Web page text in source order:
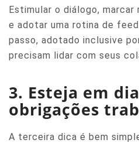
Estimular o diálogo,
e adotar uma rotina de
passo, adotado inclusive
precisam lidar com seus
3. Esteja em
obrigações
A terceira dica é bem